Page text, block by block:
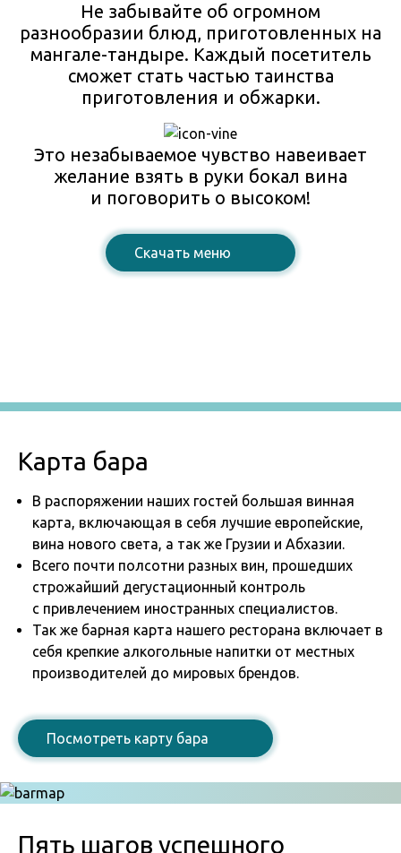
Не забывайте об огромном
разнообразии блюд, приготовленных на
мангале-тандыре. Каждый посетитель
сможет стать частью таинства
приготовления и обжарки.
Это незабываемое чувство навеивает
желание взять в руки бокал вина
и поговорить о высоком!
Cкачать меню
Карта бара
В распоряжении наших гостей большая винная
карта, включающая в себя лучшие европейские,
вина нового света, а так же Грузии и Абхазии.
Всего почти полсотни разных вин, прошедших
строжайший дегустационный контроль
с привлечением иностранных специалистов.
Так же барная карта нашего ресторана включает в
себя крепкие алкогольные напитки от местных
производителей до мировых брендов.
Посмотреть карту бара
Пять шагов успешного